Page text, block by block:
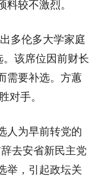
较不激烈。
多伦多大学家庭
该席位因前财长
需要补选。方蕙
对手。
人为早前转党的
去安省新民主党
举，引起政坛关